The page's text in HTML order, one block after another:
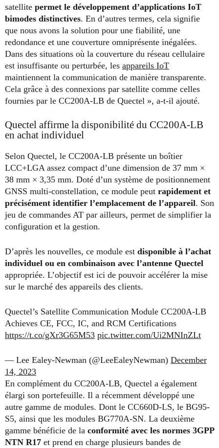
satellite permet le développement d’applications IoT
bimodes distinctives. En d’autres termes, cela signifie
que nous avons la solution pour une fiabilité, une
redondance et une couverture omniprésente inégalées.
Dans des situations où la couverture du réseau cellulaire
est insuffisante ou perturbée, les appareils IoT
maintiennent la communication de manière transparente.
Cela grâce à des connexions par satellite comme celles
fournies par le CC200A-LB de Quectel », a-t-il ajouté.
Quectel affirme la disponibilité du CC200A-LB
en achat individuel
Selon Quectel, le CC200A-LB présente un boîtier
LCC+LGA assez compact d’une dimension de 37 mm ×
38 mm × 3,35 mm. Doté d’un système de positionnement
GNSS multi-constellation, ce module peut rapidement et
précisément identifier l’emplacement de l’appareil. Son
jeu de commandes AT par ailleurs, permet de simplifier la
configuration et la gestion.
D’après les nouvelles, ce module est disponible à l’achat
individuel ou en combinaison avec l’antenne Quectel
appropriée. L’objectif est ici de pouvoir accélérer la mise
sur le marché des appareils des clients.
Quectel’s Satellite Communication Module CC200A-LB
Achieves CE, FCC, IC, and RCM Certifications
https://t.co/gXr3G65M53 pic.twitter.com/Ui2MNInZLt
— Lee Ealey-Newman (@LeeEaleyNewman) December
14, 2023
En complément du CC200A-LB, Quectel a également
élargi son portefeuille. Il a récemment développé une
autre gamme de modules. Dont le CC660D-LS, le BG95-
S5, ainsi que les modules BG770A-SN. La deuxième
gamme bénéficie de la conformité avec les normes 3GPP
NTN R17 et prend en charge plusieurs bandes de